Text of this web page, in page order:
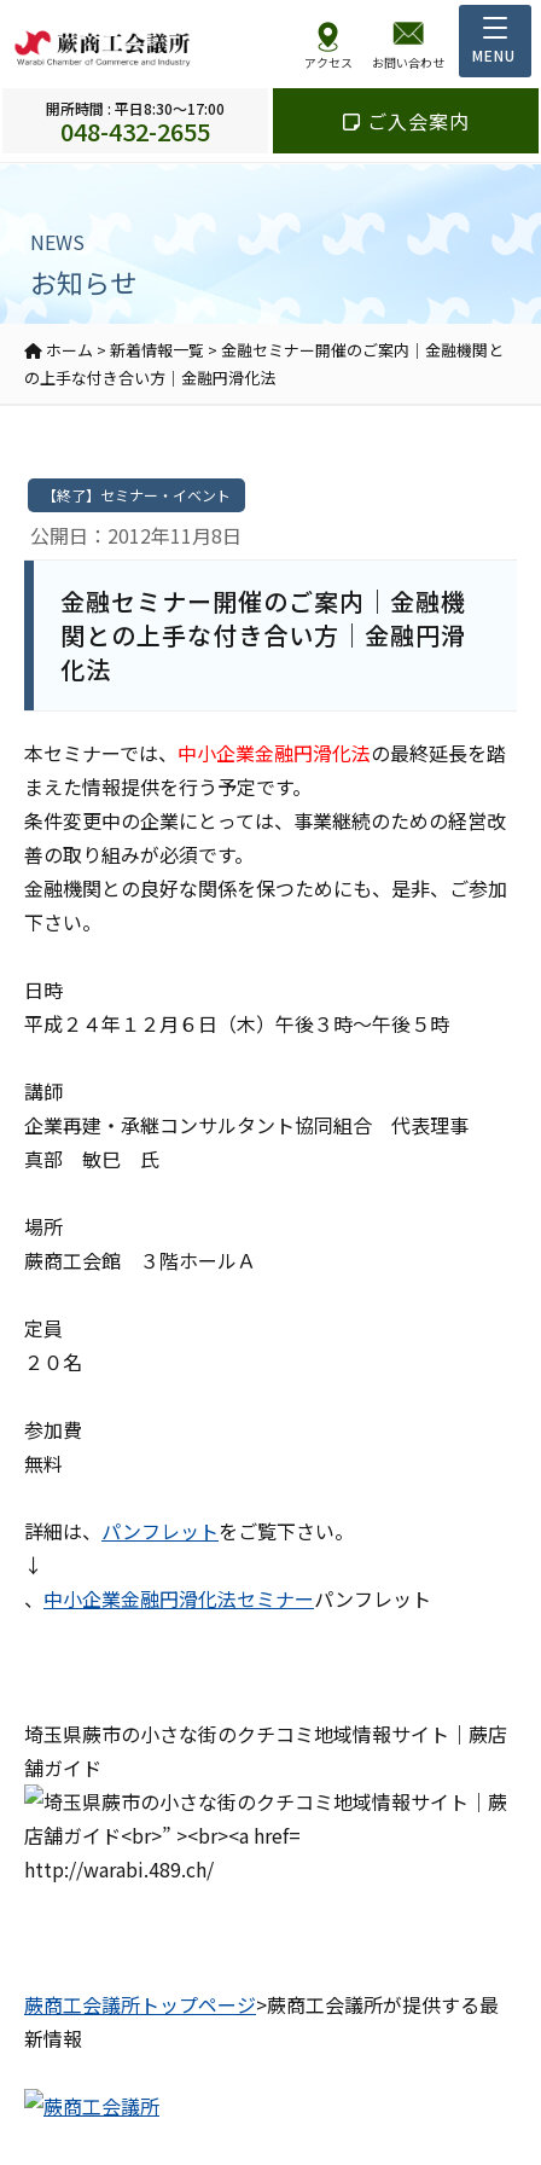
アクセス お問い合わせ
開所時間 : 平日8:30～17:00
048-432-2655 ご入会案内
NEWS
お知らせ
ホーム > 新着情報一覧 > 金融セミナー開催のご案内｜金融機関と
の上手な付き合い方｜金融円滑化法
公開日：2012年11月8日
【終了】セミナー・イベント
金融セミナー開催のご案内｜金融機
関との上手な付き合い方｜金融円滑
化法
本セミナーでは、 中小企業金融円滑化法の最終延長を踏
まえた情報提供を行う予定です。
条件変更中の企業にとっては、事業継続のための経営改
善の取り組みが必須です。
金融機関との良好な関係を保つためにも、是非、ご参加
下さい。
日時
平成２４年１２月６日（木）午後３時～午後５時
講師
企業再建・承継コンサルタント協同組合 代表理事
真部 敏巳 氏
場所
蕨商工会館 ３階ホールＡ
定員
２０名
参加費
無料
詳細は、 パンフレットをご覧下さい。
↓
、 中小企業金融円滑化法セミナーパンフレット
埼玉県蕨市の小さな街のクチコミ地域情報サイト｜蕨店
舗ガイド
http://warabi.489.ch/
蕨商工会議所トップページ>蕨商工会議所が提供する最
新情報